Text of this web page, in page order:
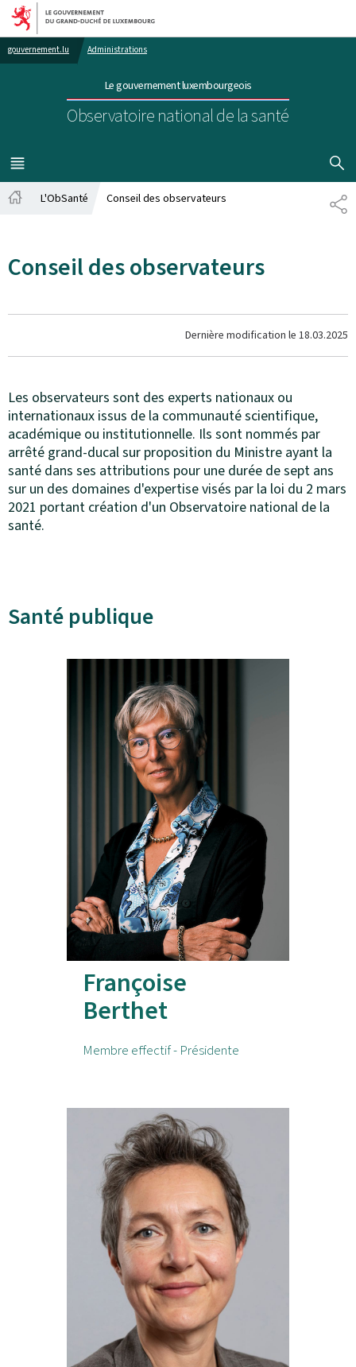
Aller au menu principal
Aller au contenu
gouvernement.lu Administrations
Le gouvernement luxembourgeois
Observatoire national de la santé
MENU
PRINCIPAL
L'ObSanté Conseil des observateurs
Conseil des observateurs
Dernière modification le 18.03.2025
Les observateurs sont des experts nationaux ou
internationaux issus de la communauté scientifique,
académique ou institutionnelle. Ils sont nommés par
arrêté grand-ducal sur proposition du Ministre ayant la
santé dans ses attributions pour une durée de sept ans
sur un des domaines d'expertise visés par la loi du 2 mars
2021 portant création d'un Observatoire national de la
santé.
Santé publique
Françoise
Berthet
Membre effectif - Présidente